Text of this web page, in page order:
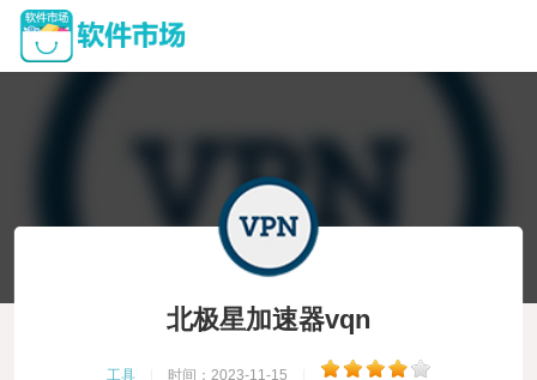
北极星加速器vqn
工具 时间：2023-11-15